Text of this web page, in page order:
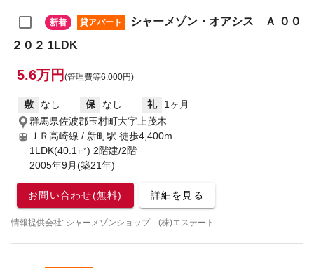
新着 貸アパート
シャーメゾン・オアシス Ａ ００
２０２ 1LDK
5.6万円 (管理費等6,000円)
敷 なし 保 なし 礼
1ヶ月
群馬県佐波郡玉村町大字上茂木
ＪＲ高崎線 / 新町駅 徒歩4,400m
1LDK(40.1㎡) 2階建/2階
2005年9月(築21年)
お問い合わせ(無料) 詳細を見る
情報提供会社: シャーメゾンショップ (株)エステート